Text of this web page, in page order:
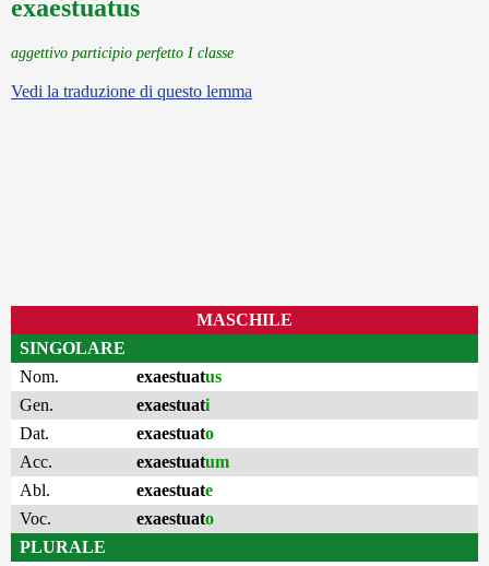
exaestuatus
aggettivo participio perfetto I classe
Vedi la traduzione di questo lemma
MASCHILE
SINGOLARE
Nom.
exaestuatus
Gen.
exaestuati
Dat.
exaestuato
Acc.
exaestuatum
Abl.
exaestuate
Voc.
exaestuato
PLURALE